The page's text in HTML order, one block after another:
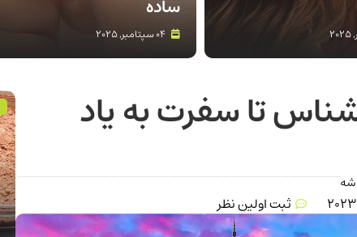
ساده
تا سفرت به یاد
شه
ثبت اولین نظر